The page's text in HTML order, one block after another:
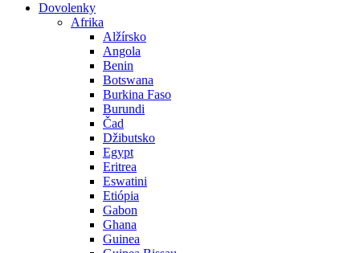
Dovolenky
Afrika
Alžírsko
Angola
Benin
Botswana
Burkina Faso
Burundi
Čad
Džibutsko
Egypt
Eritrea
Eswatini
Etiópia
Gabon
Ghana
Guinea